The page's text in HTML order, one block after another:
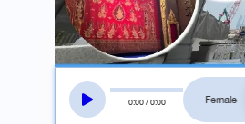
0:00/0:00